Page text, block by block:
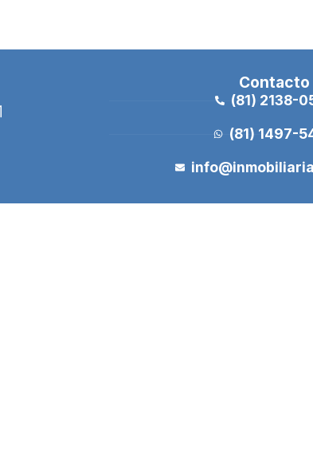
Contacto
(81) 2138-
(81) 1497-